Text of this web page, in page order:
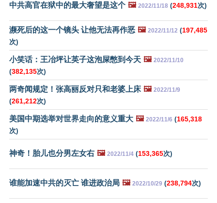
中共高官在狱中的最大奢望是这个 🖼️ 2022/11/18 (248,931次)
濒死后的这一个镜头 让他无法再作恶 🖼️ 2022/11/12 (197,485
次)
小笑话：王冶坪让英子这泡屎憋到今天 🖼️ 2022/11/10
(382,135次)
两奇闻规定！张高丽反对只和老婆上床 🖼️ 2022/11/9
(261,212次)
美国中期选举对世界走向的意义重大 🖼️ 2022/11/6 (165,318
次)
神奇！胎儿也分男左女右 🖼️ 2022/11/4 (153,365次)
谁能加速中共的灭亡 谁进政治局 🖼️ 2022/10/29 (238,794次)